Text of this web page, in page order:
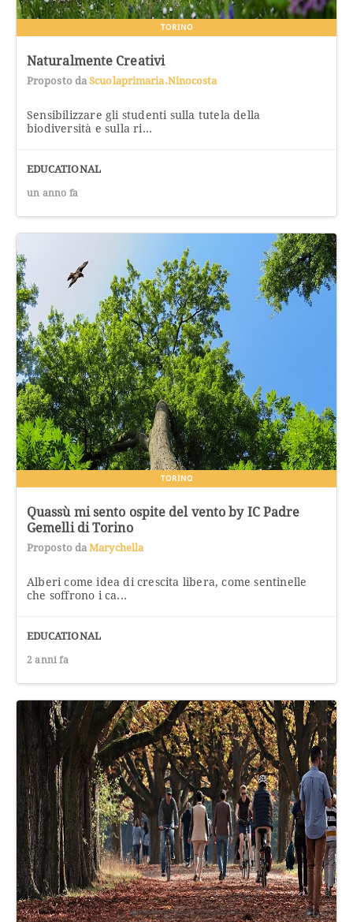
TORINO
Naturalmente Creativi
Proposto da Scuolaprimaria.ninocosta
Sensibilizzare gli studenti sulla tutela della
biodiversità e sulla ri...
EDUCATIONAL
un anno fa
TORINO
Quassù mi sento ospite del vento by IC Padre
Gemelli di Torino
Proposto da Marychella
Alberi come idea di crescita libera, come sentinelle
che soffrono i ca...
EDUCATIONAL
2 anni fa